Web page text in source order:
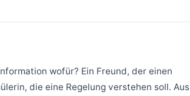
wofür? Ein Freund, der einen
die eine Regelung verstehen soll. Aus